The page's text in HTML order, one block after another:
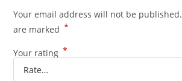
Your email address will not be published.
are marked *
Your rating *